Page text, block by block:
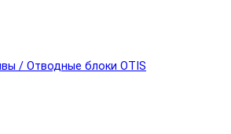
/ Отводные блоки OTIS